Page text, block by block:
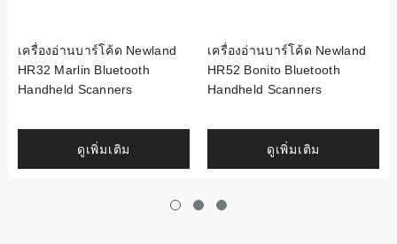
เครื่องอ่านบาร์โค้ด Newland
HR32 Marlin Bluetooth
Handheld Scanners
ดูเพิ่มเติม
เครื่องอ่านบาร์โค้ด Newland
HR52 Bonito Bluetooth
Handheld Scanners
ดูเพิ่มเติม